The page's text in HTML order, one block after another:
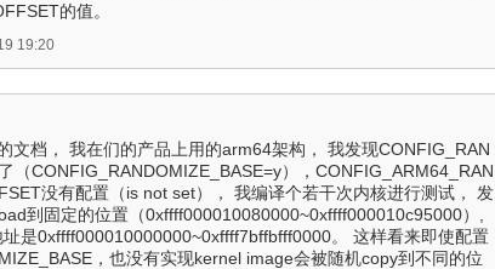
的值。
19:20
文档， 我在们的产品上用的arm64架构， 我发现CONFIG_RAN
（CONFIG_RANDOMIZE_BASE=y），CONFIG_ARM64_RAN
没有配置（is not set）， 我编译个若干次内核进行测试， 发
到固定的位置（0xffff000010080000~0xffff000010c95000）,
是0xffff000010000000~0xffff7bffbfff0000。 这样看来即使配置
，也没有实现kernel image会被随机copy到不同的位